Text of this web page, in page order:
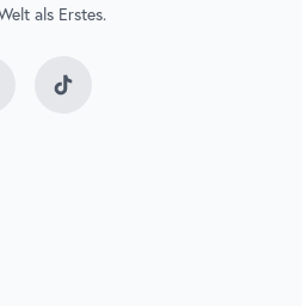
als Erstes.
TikTok